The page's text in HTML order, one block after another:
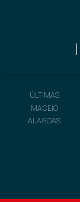
ÚLTIMAS
MACEIÓ
ALAGOAS